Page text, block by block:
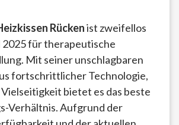
Rückenist zweifellos
2025 für therapeutische
Mit seiner unschlagbaren
fortschrittlicher Technologie,
bietet es das beste
Verhältnis. Aufgrund der